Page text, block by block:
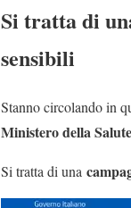
Si tratta di
sensibili
Stanno circolando in
Ministero della Salute
Si tratta di una